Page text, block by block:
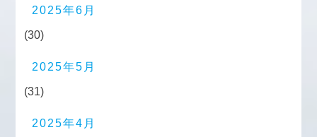
2025年6月
(30)
2025年5月
(31)
2025年4月